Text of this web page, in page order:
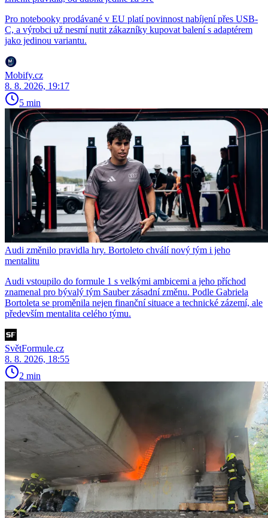
Pro notebooky prodávané v EU platí povinnost nabíjení přes USB-
C, a výrobci už nesmí nutit zákazníky kupovat balení s adaptérem
jako jedinou variantu.
Mobify.cz
8. 8. 2026, 19:17
5 min
Audi změnilo pravidla hry. Bortoleto chválí nový tým i jeho
mentalitu
Audi vstoupilo do formule 1 s velkými ambicemi a jeho příchod
znamenal pro bývalý tým Sauber zásadní změnu. Podle Gabriela
Bortoleta se proměnila nejen finanční situace a technické zázemí, ale
především mentalita celého týmu.
SvětFormule.cz
8. 8. 2026, 18:55
2 min